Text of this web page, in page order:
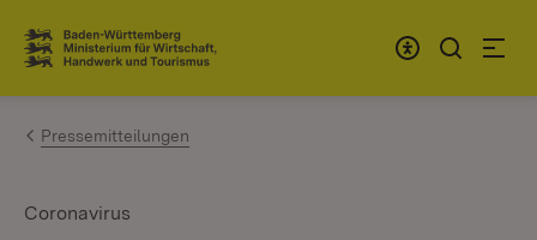
Zum Inhalt springen
Link zur Startseite
Pressemitteilungen
Coronavirus